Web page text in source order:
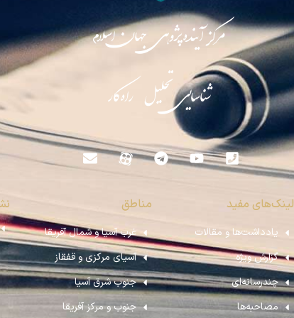
مرکز آینده‌پژوهی جهان اسلام
شناسایی تحلیل راه‌کار
لینک‌های مفید
یادداشت‌ها و مقالات
گزارش ویژه
چندرسانه‌ای
مصاحبه‌ها
مناطق
غرب آسیا و شمال آفریقا
آسیای مرکزی و قفقاز
جنوب شرق آسیا
جنوب و مرکز آفریقا